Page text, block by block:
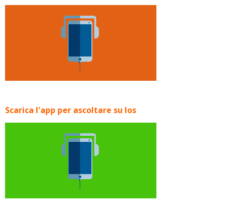
Scarica l'app per ascoltare su Ios